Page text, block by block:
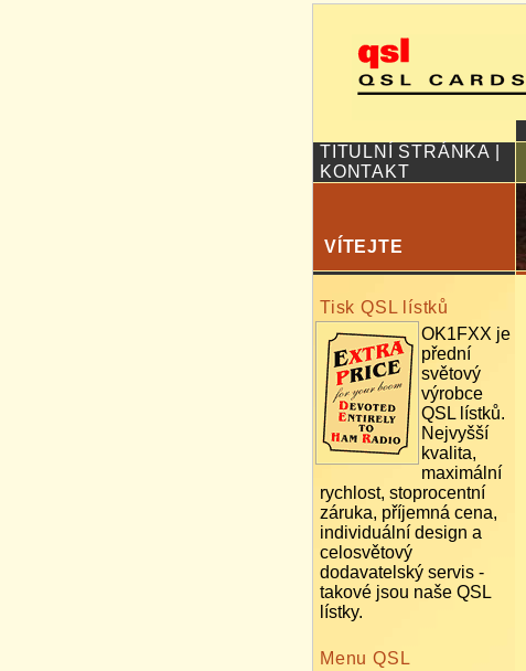
TITULNÍ STRÁNKA
KONTAKT
VÍTEJTE
Tisk QSL lístků
OK1FXX je
přední
světový
výrobce
QSL lístků.
Nejvyšší
kvalita,
maximální
rychlost, stoprocentní
záruka, příjemná cena,
individuální design a
celosvětový
dodavatelský servis -
takové jsou naše QSL
lístky.
Menu QSL